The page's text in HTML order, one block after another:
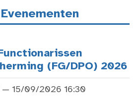
(FG/DPO) 2026
15/09/2026 16:30